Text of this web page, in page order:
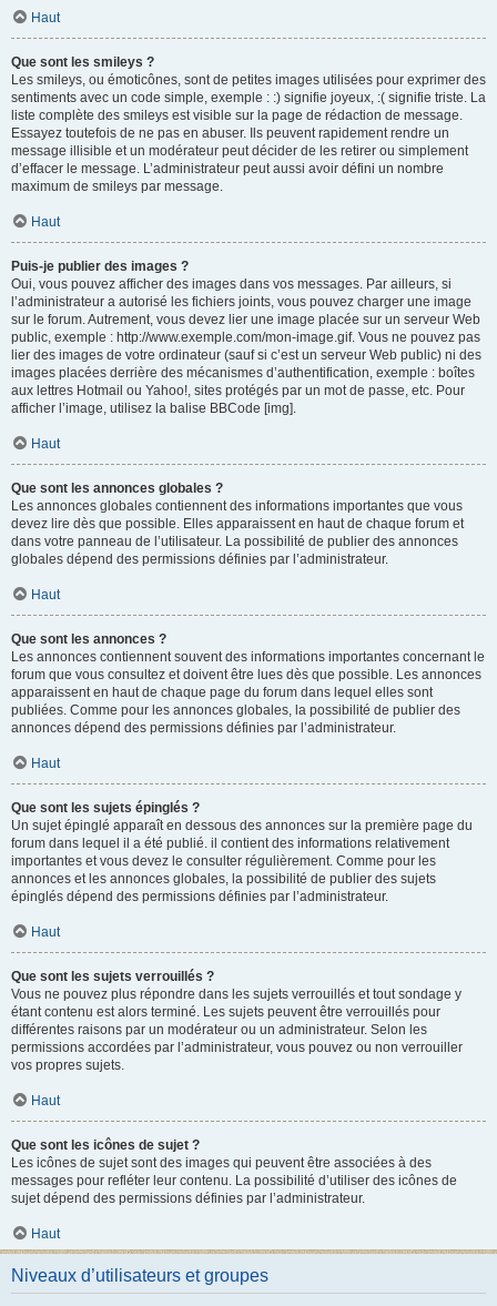
Haut
Que sont les smileys ?
Les smileys, ou émoticônes, sont de petites images utilisées pour exprimer des
sentiments avec un code simple, exemple : :) signifie joyeux, :( signifie triste. La
liste complète des smileys est visible sur la page de rédaction de message.
Essayez toutefois de ne pas en abuser. Ils peuvent rapidement rendre un
message illisible et un modérateur peut décider de les retirer ou simplement
d’effacer le message. L’administrateur peut aussi avoir défini un nombre
maximum de smileys par message.
Haut
Puis-je publier des images ?
Oui, vous pouvez afficher des images dans vos messages. Par ailleurs, si
l’administrateur a autorisé les fichiers joints, vous pouvez charger une image
sur le forum. Autrement, vous devez lier une image placée sur un serveur Web
public, exemple : http://www.exemple.com/mon-image.gif. Vous ne pouvez pas
lier des images de votre ordinateur (sauf si c’est un serveur Web public) ni des
images placées derrière des mécanismes d’authentification, exemple : boîtes
aux lettres Hotmail ou Yahoo!, sites protégés par un mot de passe, etc. Pour
afficher l’image, utilisez la balise BBCode [img].
Haut
Que sont les annonces globales ?
Les annonces globales contiennent des informations importantes que vous
devez lire dès que possible. Elles apparaissent en haut de chaque forum et
dans votre panneau de l’utilisateur. La possibilité de publier des annonces
globales dépend des permissions définies par l’administrateur.
Haut
Que sont les annonces ?
Les annonces contiennent souvent des informations importantes concernant le
forum que vous consultez et doivent être lues dès que possible. Les annonces
apparaissent en haut de chaque page du forum dans lequel elles sont
publiées. Comme pour les annonces globales, la possibilité de publier des
annonces dépend des permissions définies par l’administrateur.
Haut
Que sont les sujets épinglés ?
Un sujet épinglé apparaît en dessous des annonces sur la première page du
forum dans lequel il a été publié. il contient des informations relativement
importantes et vous devez le consulter régulièrement. Comme pour les
annonces et les annonces globales, la possibilité de publier des sujets
épinglés dépend des permissions définies par l’administrateur.
Haut
Que sont les sujets verrouillés ?
Vous ne pouvez plus répondre dans les sujets verrouillés et tout sondage y
étant contenu est alors terminé. Les sujets peuvent être verrouillés pour
différentes raisons par un modérateur ou un administrateur. Selon les
permissions accordées par l’administrateur, vous pouvez ou non verrouiller
vos propres sujets.
Haut
Que sont les icônes de sujet ?
Les icônes de sujet sont des images qui peuvent être associées à des
messages pour refléter leur contenu. La possibilité d’utiliser des icônes de
sujet dépend des permissions définies par l’administrateur.
Haut
Niveaux d’utilisateurs et groupes